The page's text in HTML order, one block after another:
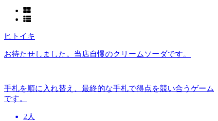
ヒトイキ
お待たせしました。当店自慢のクリームソーダです。
手札を順に入れ替え、最終的な手札で得点を競い合うゲーム
です。
2人